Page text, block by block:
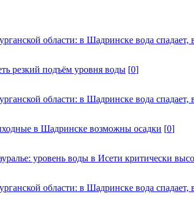
области: в Шадринске вода
резкий подъём уровня воды [0]
области: в Шадринске вода
в Шадринске возможны осадки [0]
уровень воды в Исети критически
области: в Шадринске вода